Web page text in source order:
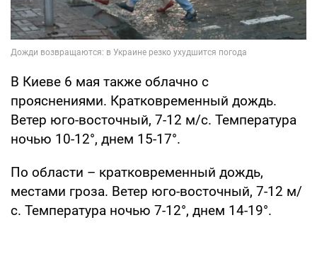
В Киеве 6 мая также облачно с
прояснениями. Кратковременный дождь.
Ветер юго-восточный, 7-12 м/с. Температура
ночью 10-12°, днем ​​15-17°.
По области – кратковременный дождь,
местами гроза. Ветер юго-восточный, 7-12 м/
с. Температура ночью 7-12°, днем ​​14-19°.